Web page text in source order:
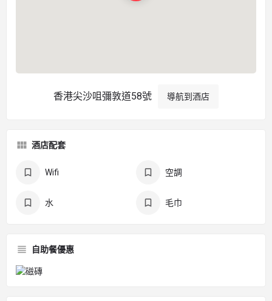
香港尖沙咀彌敦道58號 導航到酒店
酒店配套
Wifi 空調
水 毛巾
自助餐優惠